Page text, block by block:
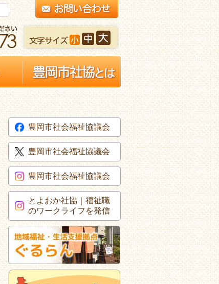
豊岡市社会福祉協議会
豊岡市社会福祉協議会
豊岡市社会福祉協議会
とよおか社協｜福祉職
のワークライフを発信